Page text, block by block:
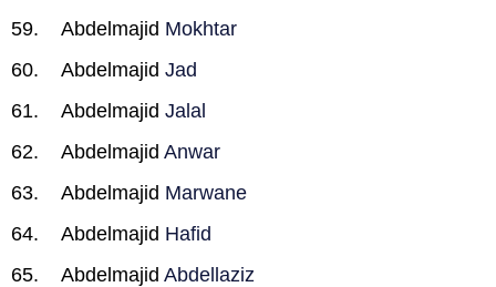
Abdelmajid Mokhtar
Abdelmajid Jad
Abdelmajid Jalal
Abdelmajid Anwar
Abdelmajid Marwane
Abdelmajid Hafid
Abdelmajid Abdellaziz